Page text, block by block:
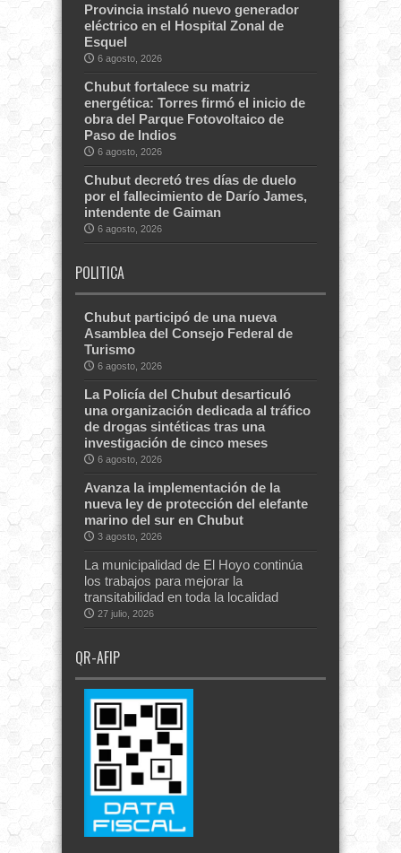
Provincia instaló nuevo generador
eléctrico en el Hospital Zonal de
Esquel
6 agosto, 2026
Chubut fortalece su matriz
energética: Torres firmó el inicio de
obra del Parque Fotovoltaico de
Paso de Indios
6 agosto, 2026
Chubut decretó tres días de duelo
por el fallecimiento de Darío James,
intendente de Gaiman
6 agosto, 2026
POLITICA
Chubut participó de una nueva
Asamblea del Consejo Federal de
Turismo
6 agosto, 2026
La Policía del Chubut desarticuló
una organización dedicada al tráfico
de drogas sintéticas tras una
investigación de cinco meses
6 agosto, 2026
Avanza la implementación de la
nueva ley de protección del elefante
marino del sur en Chubut
3 agosto, 2026
La municipalidad de El Hoyo continúa
los trabajos para mejorar la
transitabilidad en toda la localidad
27 julio, 2026
QR-AFIP